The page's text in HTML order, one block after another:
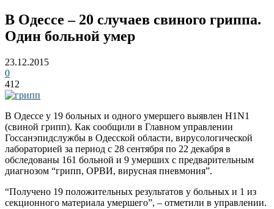
В Одессе – 20 случаев свиного гриппа.
Один больной умер
23.12.2015
0
412
В Одессе у 19 больных и одного умершего выявлен H1N1
(свиной грипп). Как сообщили в Главном управлении
Госсанэпидслужбы в Одесской области, вирусологической
лабораторией за период с 28 сентября по 22 декабря в
обследованы 161 больной и 9 умерших с предварительным
диагнозом “грипп, ОРВИ, вирусная пневмония”.
“Получено 19 положительных результатов у больных и 1 из
секционного материала умершего”, – отметили в управлении.